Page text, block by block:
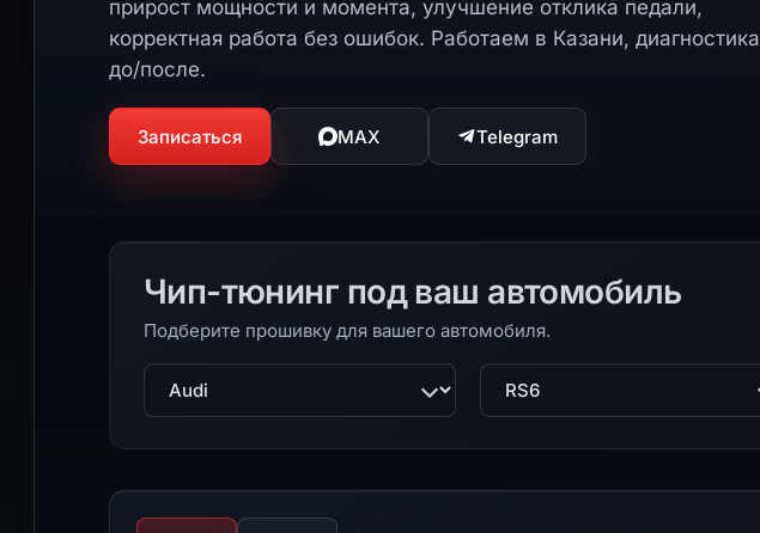
прирост мощности и момента, улучшение отклика педали,
корректная работа без ошибок. Работаем в Казани, диагностика
до/после.
Записаться MAX Telegram
Чип-тюнинг под ваш автомобиль
Подберите прошивку для вашего автомобиля.
Марка Модель